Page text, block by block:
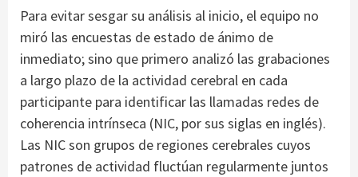
Para evitar sesgar su análisis al inicio, el equipo no
miró las encuestas de estado de ánimo de
inmediato; sino que primero analizó las grabaciones
a largo plazo de la actividad cerebral en cada
participante para identificar las llamadas redes de
coherencia intrínseca (NIC, por sus siglas en inglés).
Las NIC son grupos de regiones cerebrales cuyos
patrones de actividad fluctúan regularmente juntos